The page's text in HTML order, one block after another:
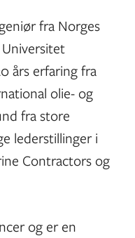
fra Norges
års erfaring fra
olie- og
fra store
lederstillinger i
Contractors og
og er en